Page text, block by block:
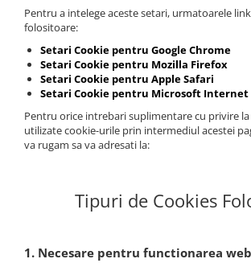
Pentru a intelege aceste setari, urmatoarele
folositoare:
Setari Cookie pentru Google Chrome
Setari Cookie pentru Mozilla Firefox
Setari Cookie pentru Apple Safari
Setari Cookie pentru Microsoft Internet
Pentru orice intrebari suplimentare cu privire
utilizate cookie-urile prin intermediul acestei
va rugam sa va adresati la:
Tipuri de Cookies
1. Necesare pentru functionarea